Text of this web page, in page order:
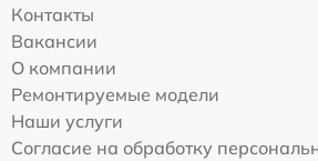
Контакты
Вакансии
О компании
Ремонтируемые модели
Наши услуги
Согласие на обработку